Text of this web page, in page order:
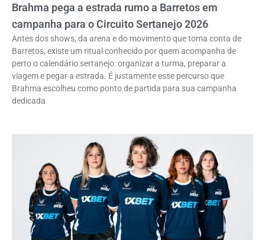
Brahma pega a estrada rumo a Barretos em
campanha para o Circuito Sertanejo 2026
Antes dos shows, da arena e do movimento que toma conta de
Barretos, existe um ritual conhecido por quem acompanha de
perto o calendário sertanejo: organizar a turma, preparar a
viagem e pegar a estrada. É justamente esse percurso que
Brahma escolheu como ponto de partida para sua campanha
dedicada